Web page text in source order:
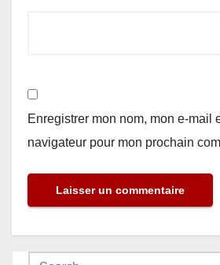
Enregistrer mon nom, mon e-mail
navigateur pour mon prochain